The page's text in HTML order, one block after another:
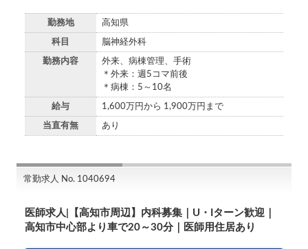
勤務地 高知県
科目 脳神経外科
勤務内容
外来、病棟管理、手術
＊外来：週5コマ前後
＊病棟：5～10名
給与 1,600万円から 1,900万円まで
当直有無 あり
常勤求人 No. 1040694
医師求人|【高知市周辺】内科募集｜U・Iターン歓迎｜
高知市中心部より車で20～30分｜医師用住居あり